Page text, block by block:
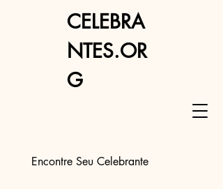
Encontre Seu Celebrante
CELEBRA
NTES.OR
G